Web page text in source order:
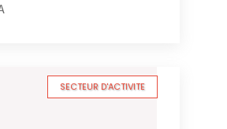
SECTEUR D'ACTIVITE